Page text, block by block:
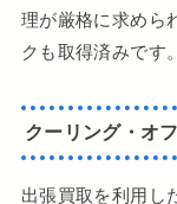
理が厳格に求めら
クも取得済みです。
クーリング・オ
出張買取を利用し